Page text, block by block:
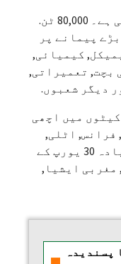
سالانہ پیداوار تک پہنچ جاتی ہے۔ 80,000 ٹن.
پیمانے پر
کیمیائی,
بچت, تعمیراتی,
دیگر شعبوں.
میں اچھی
فرانس, اٹلی,
برازیل, پولینڈ اور اس سے زیادہ 30 یورپ کے
مغربی ایشیا,
پسندیدہ